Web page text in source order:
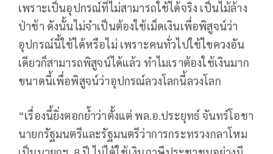
เพราะเป็นอุปกรณ์ที่ไม่สามารถใช้ได้จริง เป็นไม้ล้าง
ป่าช้า ดังนั้นไม่จำเป็นต้องใช้เม็ดเงินเพื่อพิสูจน์ว่า
อุปกรณ์นี้ใช้ได้หรือไม่ เพราะคนทั่วไปใช้ไขควงอัน
เดียวก็สามารถพิสูจน์ได้แล้ว ทำไมเราต้องใช้เงินมาก
ขนาดนี้เพื่อพิสูจน์ว่าอุปกรณ์ลวงโลกนี้ลวงโลก
“เรื่องนี้ยิ่งตอกย้ำว่าตั้งแต่ พล.อ.ประยุทธ์ จันทร์โอชา
นายกรัฐมนตรีและรัฐมนตรีว่าการกระทรวงกลาโหม